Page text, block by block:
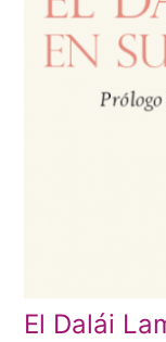
El Dalái